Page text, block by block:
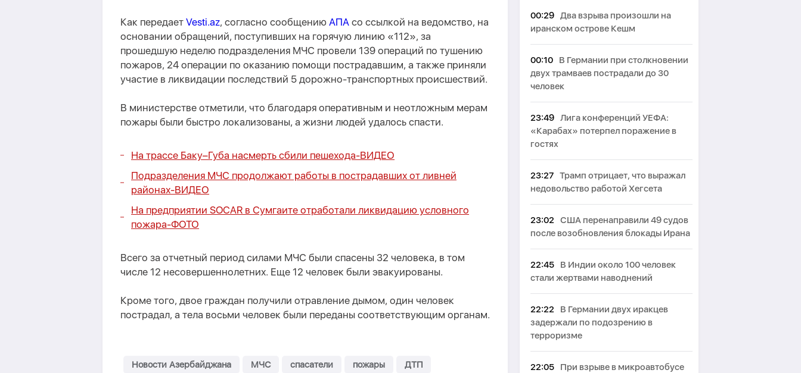
Как передает Vesti.az, согласно сообщению АПА со ссылкой на ведомство, на
основании обращений, поступивших на горячую линию «112», за
прошедшую неделю подразделения МЧС провели 139 операций по тушению
пожаров, 24 операции по оказанию помощи пострадавшим, а также приняли
участие в ликвидации последствий 5 дорожно-транспортных происшествий.
В министерстве отметили, что благодаря оперативным и неотложным мерам
пожары были быстро локализованы, а жизни людей удалось спасти.
На трассе Баку–Губа насмерть сбили пешехода-ВИДЕО
Подразделения МЧС продолжают работы в пострадавших от ливней
районах-ВИДЕО
На предприятии SOCAR в Сумгаите отработали ликвидацию условного
пожара-ФОТО
Всего за отчетный период силами МЧС были спасены 32 человека, в том
числе 12 несовершеннолетних. Еще 12 человек были эвакуированы.
Кроме того, двое граждан получили отравление дымом, один человек
пострадал, а тела восьми человек были переданы соответствующим органам.
Новости Азербайджана МЧС спасатели пожары
ДТП
00:29 Два взрыва произошли на
иранском острове Кешм
00:10
В Германии при столкновении
двух трамваев пострадали до 30
человек
23:49 Лига конференций УЕФА:
«Карабах» потерпел поражение в
гостях
23:27 Трамп отрицает, что выражал
недовольство работой Хегсета
23:02
США перенаправили 49 судов
после возобновления блокады Ирана
22:45
В Индии около 100 человек
стали жертвами наводнений
22:22
В Германии двух иракцев
задержали по подозрению в
терроризме
22:05
При взрыве в микроавтобусе